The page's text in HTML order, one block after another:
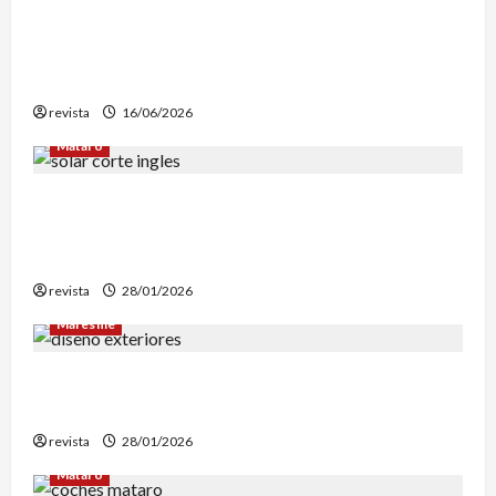
revista
16/06/2026
Mataró
revista
28/01/2026
Maresme
revista
28/01/2026
Mataró